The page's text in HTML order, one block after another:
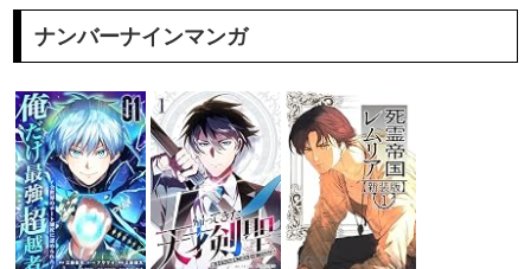
ナンバーナインマンガ